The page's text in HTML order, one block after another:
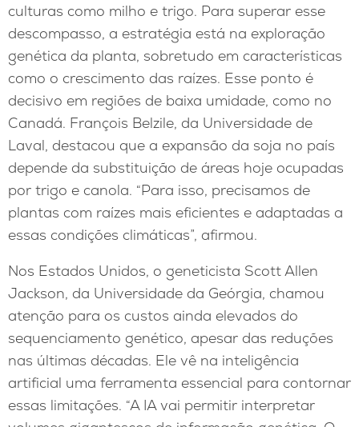
culturas como milho e trigo. Para superar esse
descompasso, a estratégia está na exploração
genética da planta, sobretudo em características
como o crescimento das raízes. Esse ponto é
decisivo em regiões de baixa umidade, como no
Canadá. François Belzile, da Universidade de
Laval, destacou que a expansão da soja no país
depende da substituição de áreas hoje ocupadas
por trigo e canola. “Para isso, precisamos de
plantas com raízes mais eficientes e adaptadas a
essas condições climáticas”, afirmou.
Nos Estados Unidos, o geneticista Scott Allen
Jackson, da Universidade da Geórgia, chamou
atenção para os custos ainda elevados do
sequenciamento genético, apesar das reduções
nas últimas décadas. Ele vê na inteligência
artificial uma ferramenta essencial para contornar
essas limitações. “A IA vai permitir interpretar